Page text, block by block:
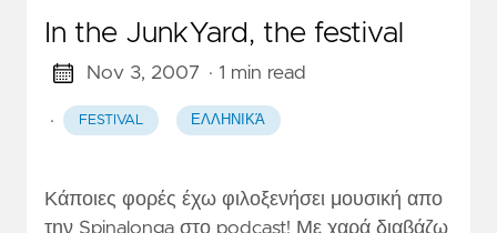
In the JunkYard, the festival
Nov 3, 2007 · 1 min read
· FESTIVAL ΕΛΛΗΝΙΚΆ
Κάποιες φορές έχω φιλοξενήσει μουσική απο
την Spinalonga στο podcast! Με χαρά διαβάζω